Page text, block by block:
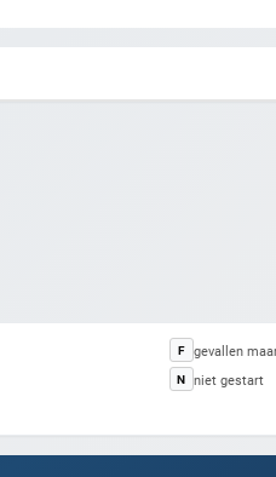
F gevallen
N niet gestart
& tracking